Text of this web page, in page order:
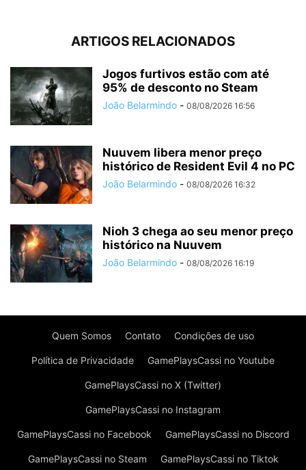
ARTIGOS RELACIONADOS
Jogos furtivos estão com até
95% de desconto no Steam
João Belarmindo - 08/08/2026 16:56
Nuuvem libera menor preço
histórico de Resident Evil 4 no PC
João Belarmindo - 08/08/2026 16:32
Nioh 3 chega ao seu menor preço
histórico na Nuuvem
João Belarmindo - 08/08/2026 16:19
Quem Somos Contato Condições de uso
Política de Privacidade GamePlaysCassi no Youtube
GamePlaysCassi no X (Twitter)
GamePlaysCassi no Instagram
GamePlaysCassi no Facebook GamePlaysCassi no Discord
GamePlaysCassi no Steam GamePlaysCassi no Tiktok